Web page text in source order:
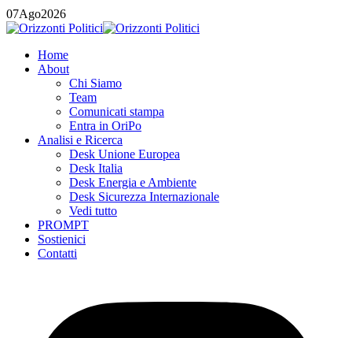
07Ago2026
Home
About
Chi Siamo
Team
Comunicati stampa
Entra in OriPo
Analisi e Ricerca
Desk Unione Europea
Desk Italia
Desk Energia e Ambiente
Desk Sicurezza Internazionale
Vedi tutto
PROMPT
Sostienici
Contatti